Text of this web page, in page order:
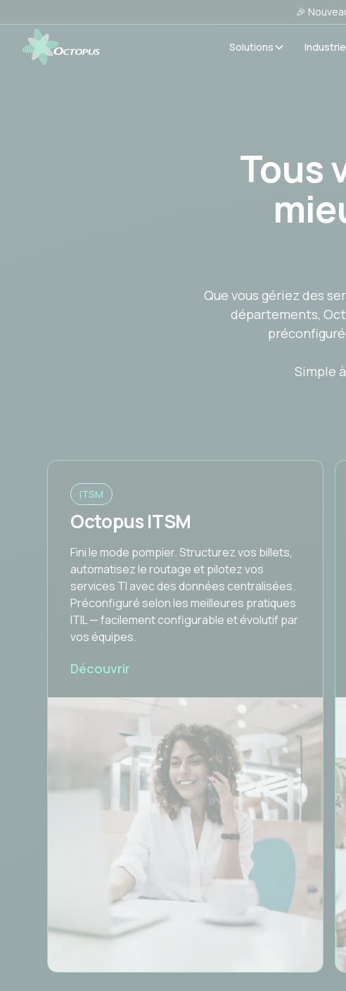
🎉
Solutions
Tous
Que vous gériez des
départements,
Simple
ITSM
Octopus ITSM
Fini le mode pompier. Structurez vos billets,
automatisez le routage et pilotez vos
services TI avec des données centralisées.
Préconfiguré selon les meilleures pratiques
ITIL — facilement configurable et évolutif par
vos équipes.
Découvrir